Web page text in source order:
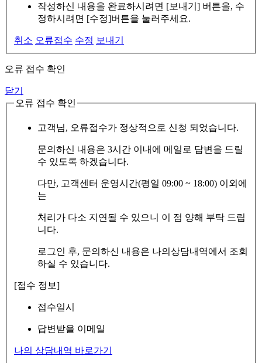
작성하신 내용을 완료하시려면 [보내기] 버튼을, 수
정하시려면 [수정]버튼을 눌러주세요.
취소 오류접수 수정 보내기
오류 접수 확인
닫기
오류 접수 확인
고객님, 오류접수가 정상적으로 신청 되었습니다.
문의하신 내용은 3시간 이내에 메일로 답변을 드릴
수 있도록 하겠습니다.
다만, 고객센터 운영시간(평일 09:00 ~ 18:00) 이외에
는
처리가 다소 지연될 수 있으니 이 점 양해 부탁 드립
니다.
로그인 후, 문의하신 내용은 나의상담내역에서 조회
하실 수 있습니다.
[접수 정보]
접수일시
답변받을 이메일
나의 상담내역 바로가기